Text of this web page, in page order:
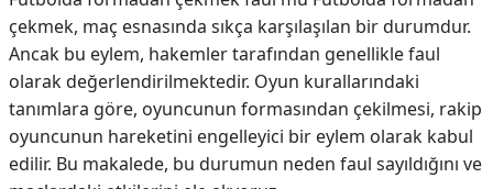
çekmek, maç esnasında sıkça karşılaşılan bir durumdur.
Ancak bu eylem, hakemler tarafından genellikle faul
olarak değerlendirilmektedir. Oyun kurallarındaki
tanımlara göre, oyuncunun formasından çekilmesi, rakip
oyuncunun hareketini engelleyici bir eylem olarak kabul
edilir. Bu makalede, bu durumun neden faul sayıldığını ve